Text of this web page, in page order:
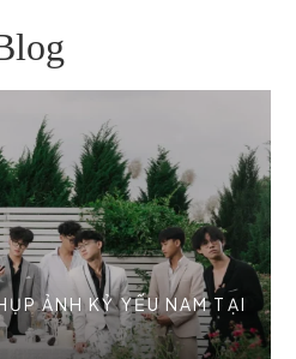
ẢNH KỶ YẾU NAM TẠI